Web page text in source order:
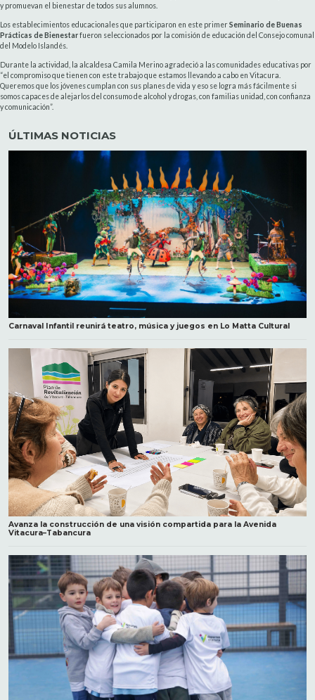
y promuevan el bienestar de todos sus alumnos.
Los establecimientos educacionales que participaron en este primerSeminario de Buenas
Prácticas de Bienestarfueron seleccionados por la comisión de educación del Consejo comunal
del Modelo Islandés.
Durante la actividad, la alcaldesa Camila Merino agradeció a las comunidades educativas por
“el compromiso que tienen con este trabajo que estamos llevando a cabo en Vitacura.
Queremos que los jóvenes cumplan con sus planes de vida y eso se logra más fácilmente si
somos capaces de alejarlos del consumo de alcohol y drogas, con familias unidad, con confianza
y comunicación”.
ÚLTIMAS NOTICIAS
Carnaval Infantil reunirá teatro, música y juegos en Lo Matta Cultural
Avanza la construcción de una visión compartida para la Avenida
Vitacura–Tabancura